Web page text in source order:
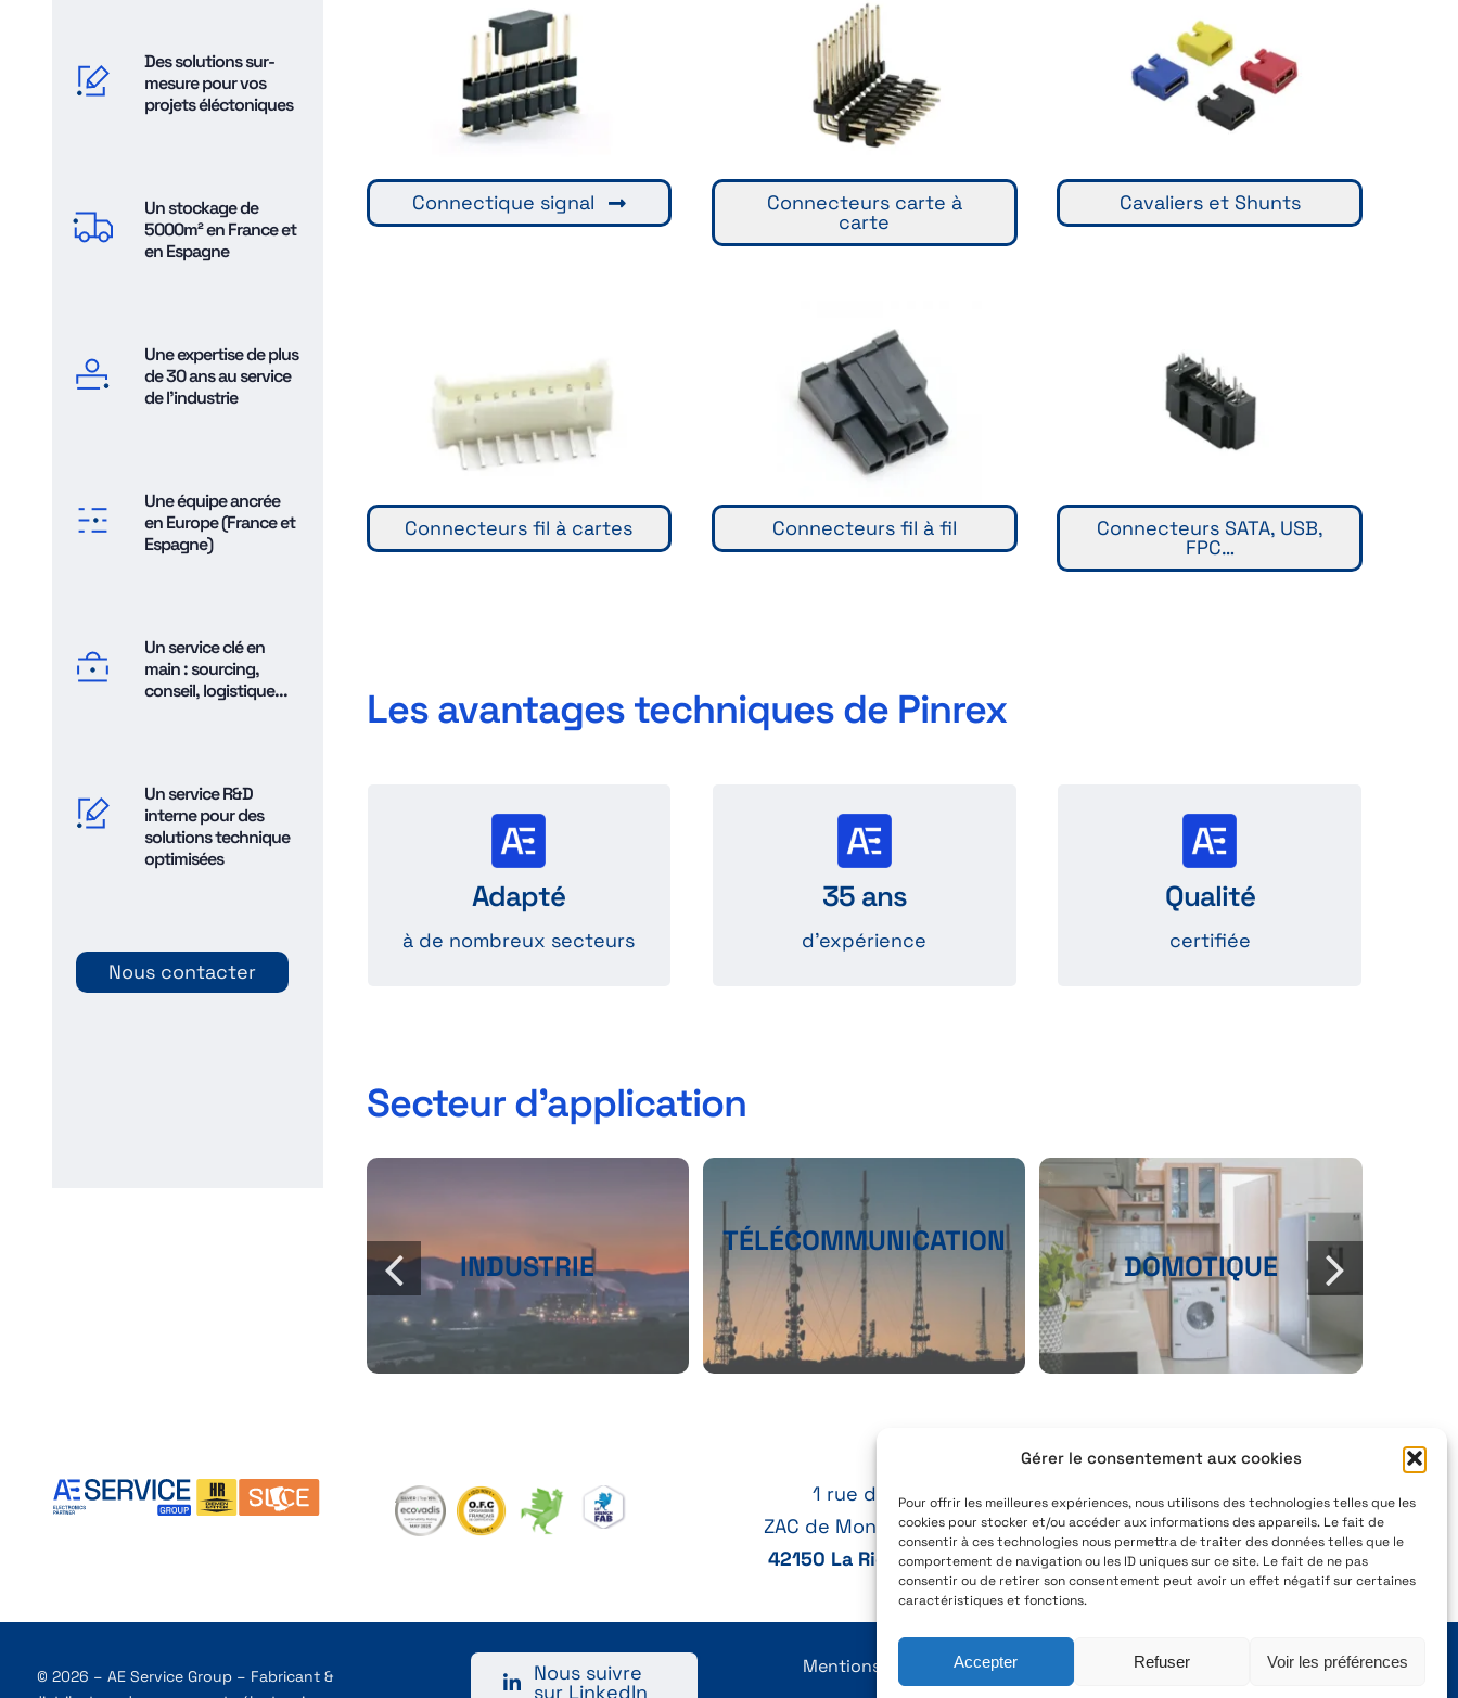
Gérer le consentement aux cookies
Pour offrir les meilleures expériences, nous utilisons des technologies telles que les
cookies pour stocker et/ou accéder aux informations des appareils. Le fait de
consentir à ces technologies nous permettra de traiter des données telles que le
comportement de navigation ou les ID uniques sur ce site. Le fait de ne pas
consentir ou de retirer son consentement peut avoir un effet négatif sur certaines
caractéristiques et fonctions.
Accepter Refuser Voir les préférences
Des solutions sur-
mesure pour vos
projets éléctoniques
Un stockage de
5000m² en France et
en Espagne
Une expertise de plus
de 30 ans au service
de l'industrie
Une équipe ancrée
en Europe (France et
Espagne)
Un service clé en
main : sourcing,
conseil, logistique...
Un service R&D
interne pour des
solutions technique
optimisées
Nous contacter
Connectique signal Connecteurs carte à
carte
Cavaliers et Shunts
Connecteurs fil à cartes Connecteurs fil à fil Connecteurs SATA, USB,
FPC…
Les avantages techniques de Pinrex
Adapté
à de nombreux secteurs
Des secteurs
comme l’automobile, le
médical, l’industrie…
35 ans
d'expérience
Une expertise
solide dans la fabrication
de connectique signal.
Qualité
certifiée
Conforme aux
normes ISO 9001, QC08000
et IATF 16949
Secteur d’application
INDUSTRIE
TÉLÉCOMMUNICATION
DOMOTIQUE
1 rue des Cytises,
ZAC de Montrambert Pigeot
42150 La Ricamarie, France
04 77 41 21 47
aeservice@aeservice.fr
© 2026 – AE Service Group – Fabricant &
Nous suivre
sur LinkedIn
Mentions Légales Politique de cookies (UE)
Politique de confidentialité